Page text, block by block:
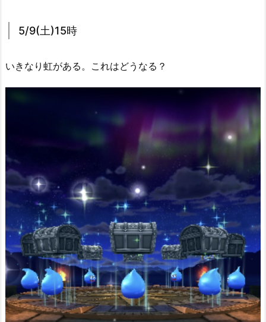
5/9(土)15時
いきなり虹がある。これはどうなる？